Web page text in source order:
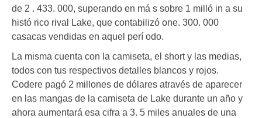
de 2 . 433. 000, superando en má s sobre 1 milló in a su
histó rico rival Lake, que contabilizó one. 300. 000
casacas vendidas en aquel perí odo.
La misma cuenta con la camiseta, el short y las medias,
todos con tus respectivos detalles blancos y rojos.
Codere pagó 2 millones de dólares através de aparecer
en las mangas de la camiseta de Lake durante un año y
ahora aumentará esa cifra a 3. 5 miles anuales de una